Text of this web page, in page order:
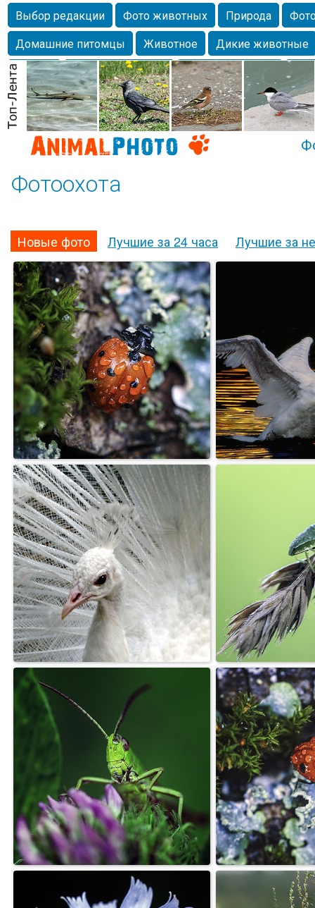
Выбор редакции Фото животных Природа
Домашние питомцы
Животное
Дикие животные
Собаки
Alexanderandronik Млекопитающие
Морда
Собачка Осень Портрет
Домашние
Насекомое
Коты Lebert Дикие птицы Утка
Фотоохота
Новые фото Лучшие за 24 часа Лучшие за